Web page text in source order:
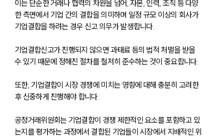
이는 단순한 거래나 협력의 차원을 넘어, 자본, 인력, 조직 등 다양
한 측면에서 기업 간의 결합을 의미하며 일정 규모 이상의 회사가
기업결합을 하려는 경우 신고 의무가 발생합니다.
기업결합신고가 진행되지 않으면 과태료 등의 법적 처벌을 받을
수 있기 때문에 정해진 절차를 철저히 준수하는 것이 중요합니다.
또한, 기업결합이 시장 경쟁에 미치는 영향에 대해 충분히 고려한
후 신중하게 진행해야 합니다.
공정거래위원회는 기업결합이 경쟁 제한적인 요소를 포함하고 있
는지를 평가하는 과정에서 결합된 기업들이 시장에서 지배적인 위